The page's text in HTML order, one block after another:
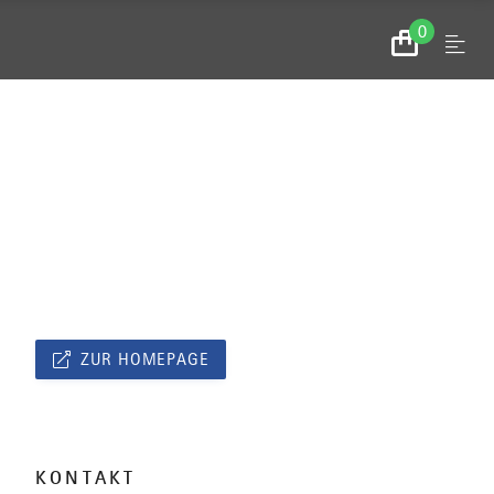
0
Zum
Warenkorb
Menu
ZUR HOMEPAGE
KONTAKT